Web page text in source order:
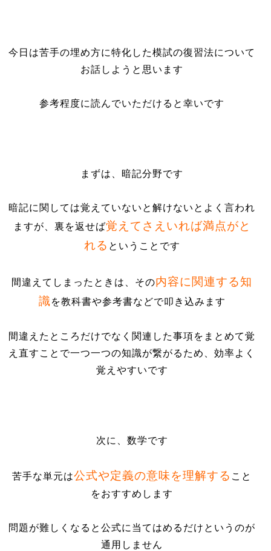
今日は苦手の埋め方に特化した模試の復習法について
お話しようと思います
参考程度に読んでいただけると幸いです
まずは、暗記分野です
暗記に関しては覚えていないと解けないとよく言われ
ますが、裏を返せば覚えてさえいれば満点がと
れる ということです
間違えてしまったときは、その内容に関連する知
識を教科書や参考書などで叩き込みます
間違えたところだけでなく関連した事項をまとめて覚
え直すことで一つ一つの知識が繋がるため、効率よく
覚えやすいです
次に、数学です
苦手な単元は公式や定義の意味を理解する こと
をおすすめします
問題が難しくなると公式に当てはめるだけというのが
通用しません